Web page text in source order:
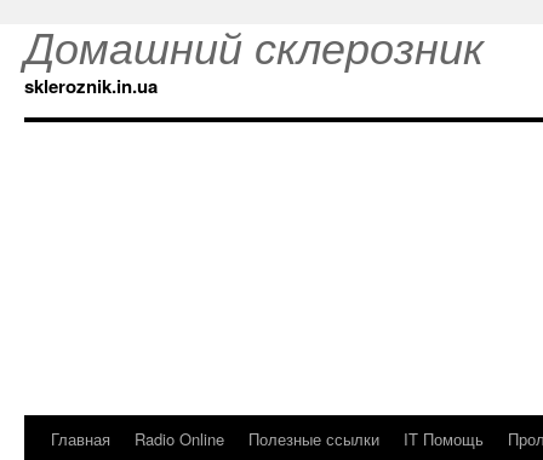
Домашний склерозник
skleroznik.in.ua
Главная Radio Online Полезные ссылки IT Помощь